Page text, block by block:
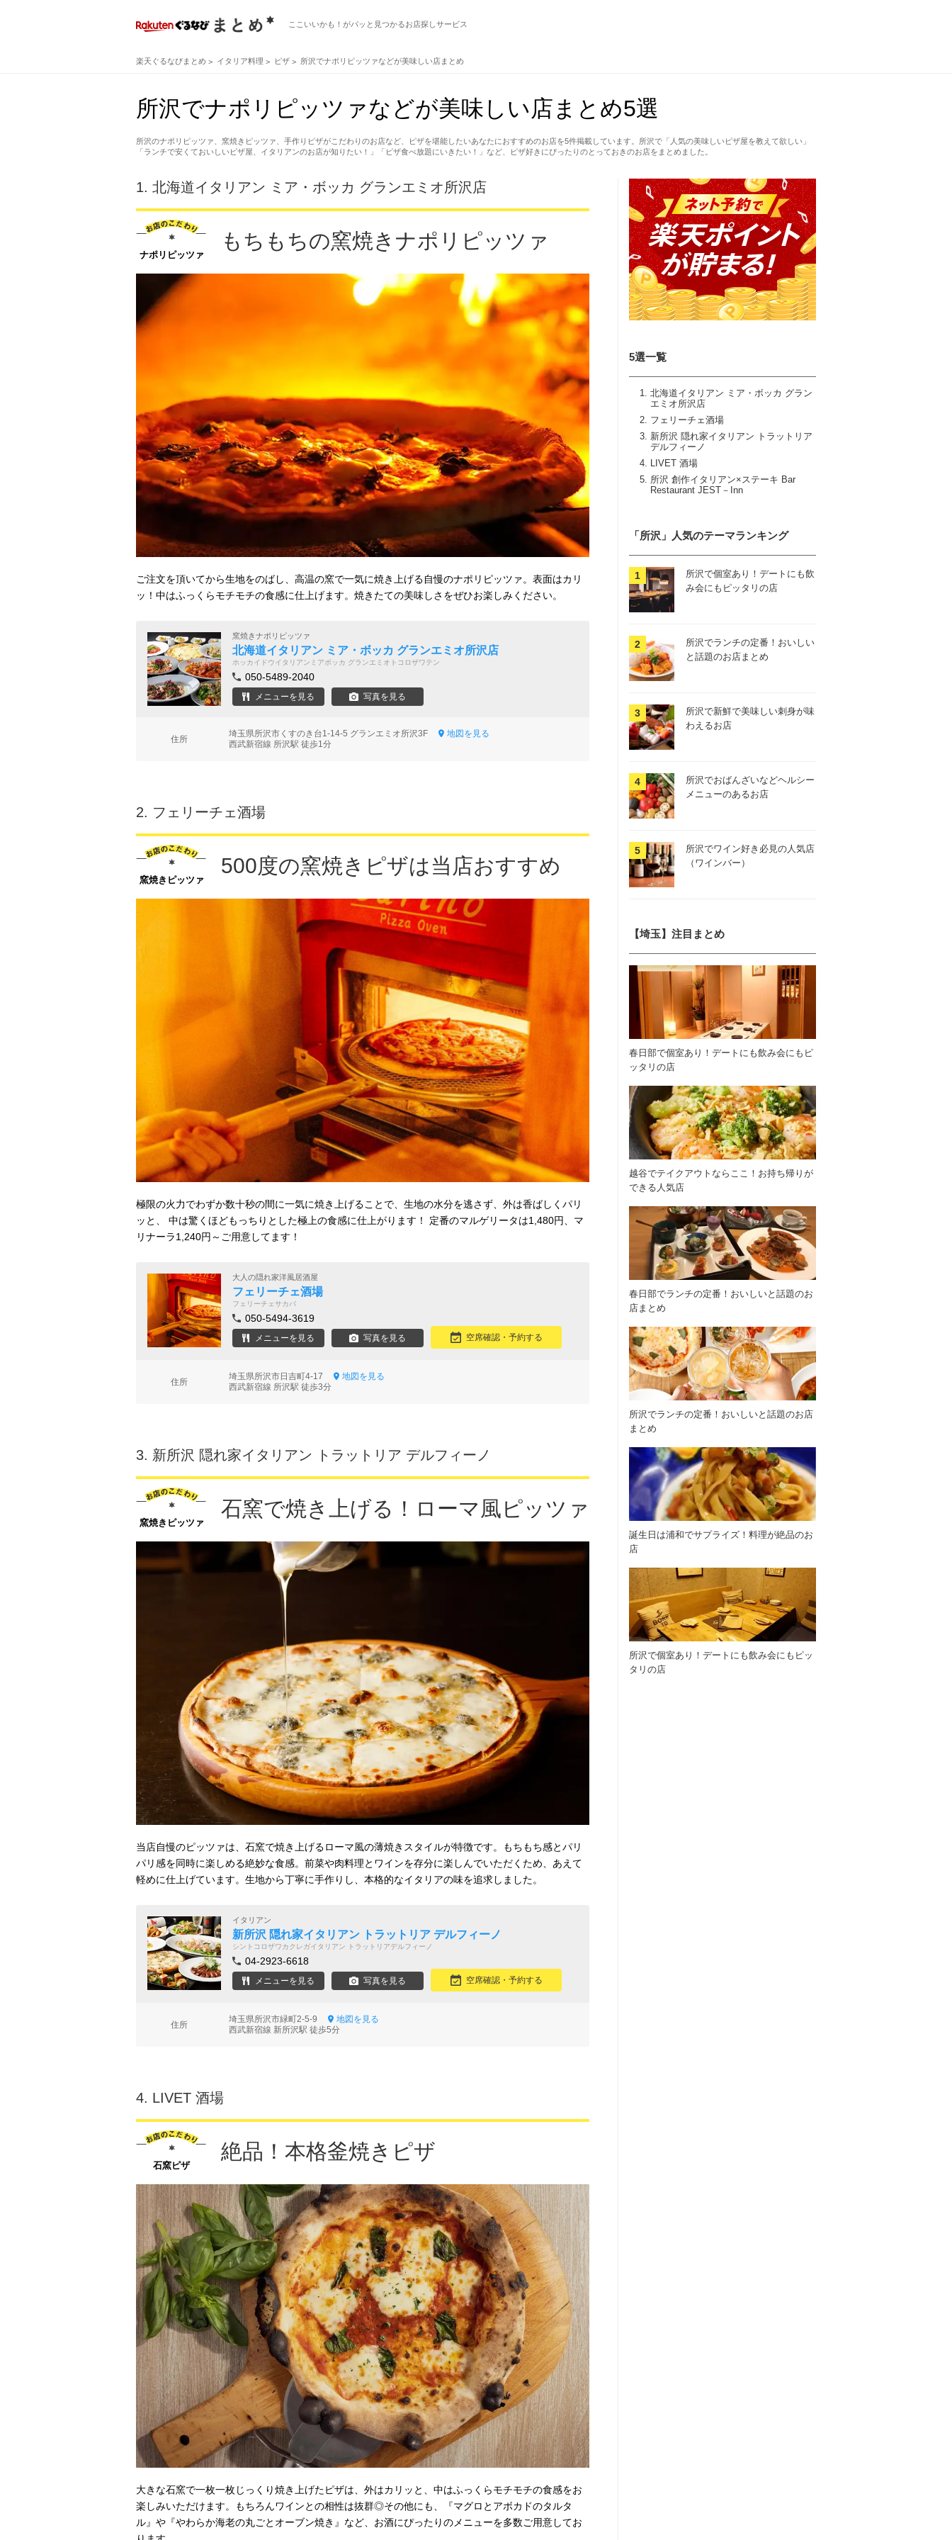
ここいいかも！がパッと見つかるお店探しサービス
楽天ぐるなびまとめ イタリア料理 ピザ 所沢でナポリピッツァなどが美味しい店まとめ
所沢でナポリピッツァなどが美味しい店まとめ5選
所沢のナポリピッツァ、窯焼きピッツァ、手作りピザがこだわりのお店など、ピザを堪能したいあなたにおすすめのお店を5件掲載しています。所沢で「人気の美味しいピザ屋を教えて欲しい」
「ランチで安くておいしいピザ屋、イタリアンのお店が知りたい！」「ピザ食べ放題にいきたい！」など、ピザ好きにぴったりのとっておきのお店をまとめました。
5選一覧
北海道イタリアン ミア・ボッカ グラン
エミオ所沢店
フェリーチェ酒場
新所沢 隠れ家イタリアン トラットリア
デルフィーノ
LIVET 酒場
所沢 創作イタリアン×ステーキ Bar
Restaurant JEST－Inn
1. 北海道イタリアン ミア・ボッカ グランエミオ所沢店
ナポリピッツァ
もちもちの窯焼きナポリピッツァ
ご注文を頂いてから生地をのばし、高温の窯で一気に焼き上げる自慢のナポリピッツァ。表面はカリ
ッ！中はふっくらモチモチの食感に仕上げます。焼きたての美味しさをぜひお楽しみください。
窯焼きナポリピッツァ
北海道イタリアン ミア・ボッカ グランエミオ所沢店
ホッカイドウイタリアンミアボッカ グランエミオトコロザワテン
050-5489-2040
メニューを見る 写真を見る
住所
埼玉県所沢市くすのき台1-14-5 グランエミオ所沢3F
地図を見る
西武新宿線 所沢駅 徒歩1分
2. フェリーチェ酒場
窯焼きピッツァ
500度の窯焼きピザは当店おすすめ
極限の火力でわずか数十秒の間に一気に焼き上げることで、生地の水分を逃さず、外は香ばしくパリ
ッと、 中は驚くほどもっちりとした極上の食感に仕上がります！ 定番のマルゲリータは1,480円、マ
リナーラ1,240円～ご用意してます！
大人の隠れ家洋風居酒屋
フェリーチェ酒場
フェリーチェサカバ
050-5494-3619
メニューを見る 写真を見る 空席確認・予約する
住所
埼玉県所沢市日吉町4-17
地図を見る
西武新宿線 所沢駅 徒歩3分
3. 新所沢 隠れ家イタリアン トラットリア デルフィーノ
窯焼きピッツァ
石窯で焼き上げる！ローマ風ピッツァ
当店自慢のピッツァは、石窯で焼き上げるローマ風の薄焼きスタイルが特徴です。もちもち感とパリ
パリ感を同時に楽しめる絶妙な食感。前菜や肉料理とワインを存分に楽しんでいただくため、あえて
軽めに仕上げています。生地から丁寧に手作りし、本格的なイタリアの味を追求しました。
イタリアン
新所沢 隠れ家イタリアン トラットリア デルフィーノ
シントコロザワカクレガイタリアン トラットリアデルフィーノ
04-2923-6618
メニューを見る 写真を見る 空席確認・予約する
住所
埼玉県所沢市緑町2-5-9
地図を見る
西武新宿線 新所沢駅 徒歩5分
4. LIVET 酒場
石窯ピザ
絶品！本格釜焼きピザ
大きな石窯で一枚一枚じっくり焼き上げたピザは、外はカリッと、中はふっくらモチモチの食感をお
楽しみいただけます。もちろんワインとの相性は抜群◎その他にも、『マグロとアボカドのタルタ
ル』や『やわらか海老の丸ごとオーブン焼き』など、お酒にぴったりのメニューを多数ご用意してお
「所沢」人気のテーマランキング
所沢で個室あり！デートにも飲
み会にもピッタリの店
所沢でランチの定番！おいしい
と話題のお店まとめ
所沢で新鮮で美味しい刺身が味
わえるお店
所沢でおばんざいなどヘルシー
メニューのあるお店
所沢でワイン好き必見の人気店
（ワインバー）
【埼玉】注目まとめ
春日部で個室あり！デートにも飲み会にもピ
ッタリの店
越谷でテイクアウトならここ！お持ち帰りが
できる人気店
春日部でランチの定番！おいしいと話題のお
店まとめ
所沢でランチの定番！おいしいと話題のお店
まとめ
誕生日は浦和でサプライズ！料理が絶品のお
店
所沢で個室あり！デートにも飲み会にもピッ
タリの店